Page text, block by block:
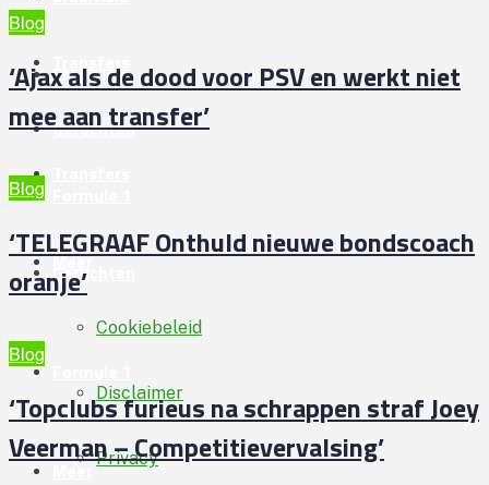
Eredivisie
Geruchten
Meer
Transfers
Geruchten
Meer
Cookiebeleid
Disclaimer
Privacy
Blog
‘Ajax als de dood voor PSV en werkt niet
mee aan transfer’
Blog
‘TELEGRAAF Onthuld nieuwe bondscoach
oranje’
Blog
‘Topclubs furieus na schrappen straf Joey
Veerman – Competitievervalsing’